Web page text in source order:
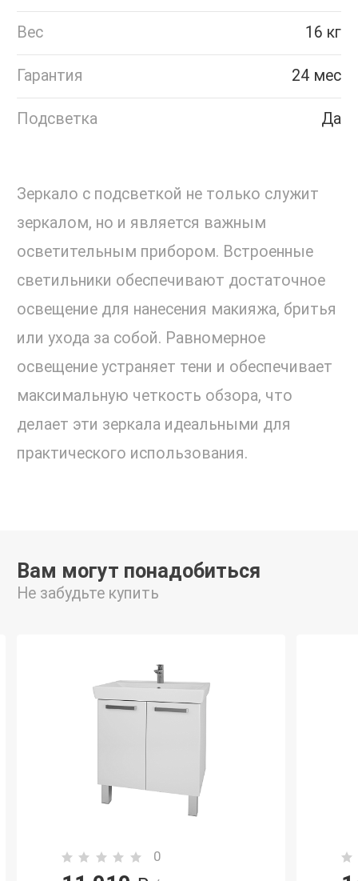
Вес 16 кг
Гарантия 24 мес
Подсветка Да
Зеркало с подсветкой не только служит
зеркалом, но и является важным
осветительным прибором. Встроенные
светильники обеспечивают достаточное
освещение для нанесения макияжа, бритья
или ухода за собой. Равномерное
освещение устраняет тени и обеспечивает
максимальную четкость обзора, что
делает эти зеркала идеальными для
практического использования.
Вам могут понадобиться
Не забудьте купить
0